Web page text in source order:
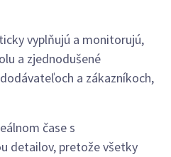
vyplňujú a monitorujú,
a zjednodušené
a zákazníkoch,
čase s
detailov, pretože všetky